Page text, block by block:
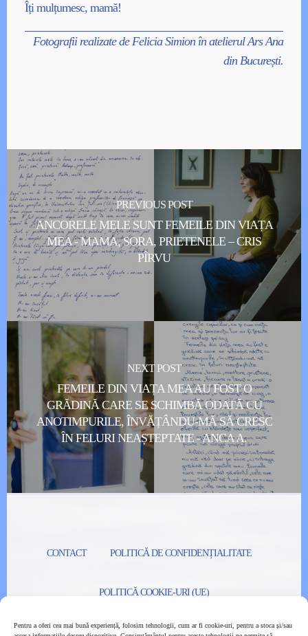
Pentru a oferi cea mai bună experiență, folosim tehnologii, cum ar fi cookie-uri, pentru a stoca și/sau
Îți mulțumesc, mamă!
Fotografii realizate de Felicia Simion în atelierul Ars Ana
din București.
PREVIOUS POST
ANCORELE MELE SUNT FEMEILE DIN VIAȚA
MEA - MAMA, SORA, PRIETENELE – CRIS
PÎRVU
NEXT POST
FEMEILE DIN VIAȚA MEA AU FOST O
GRĂDINĂ CARE SE SCHIMBĂ ODATĂ CU
ANOTIMPURILE, ÎNVĂȚÂNDU-MĂ SĂ CRESC
ÎN FELURI NEAȘTEPTATE - ANCA A.
CONTACT POLITICĂ DE CONFIDENȚIALITATE
POLITICĂ COOKIE-URI (UE)
DECLARAȚIE DE ACCESIBILITATE